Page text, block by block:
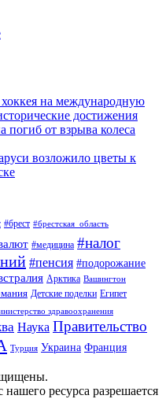
на международную
достижения
от взрыва колеса
возложило цветы к
#брест #брестская_область
#медицина #налог
#пенсия #подорожание
Арктика Вашингтон
Детские поделки Египет
здравоохранения
Наука Правительство
Турция Украина Франция
ресурса разрешается